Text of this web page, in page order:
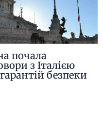
почала
з Італією
безпеки